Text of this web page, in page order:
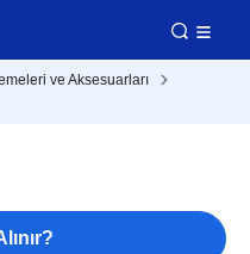
ve Aksesuarları